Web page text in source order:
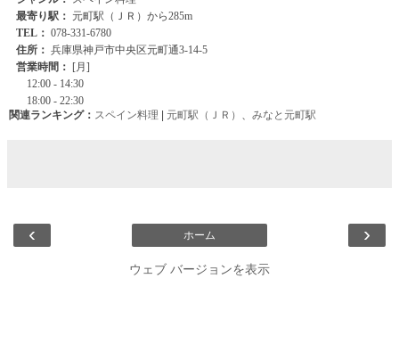
関連ランキング： スペイン料理 元町駅（ＪＲ） 、 みなと元町駅
‹ ›
ホーム
ウェブ バージョンを表示